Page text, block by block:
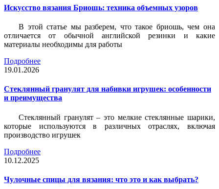
Искусство вязания Бриошь: техника объемных узоров
В этой статье мы разберем, что такое бриошь, чем она
отличается от обычной английской резинки и какие
материалы необходимы для работы
Подробнее
19.01.2026
Стеклянный гранулят для набивки игрушек: особенности
и преимущества
Стеклянный гранулят – это мелкие стеклянные шарики,
которые используются в различных отраслях, включая
производство игрушек
Подробнее
10.12.2025
Чулочные спицы для вязания: что это и как выбрать?